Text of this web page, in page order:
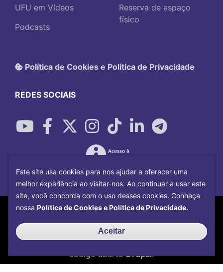
UFU em Vídeos
Podcasts
Reserva de espaço
físico
Política de Cookies e Política de Privacidade
REDES SOCIAIS
Copyright©2026Universidade Federal
Centro de Tecnologia da
Informação e Comunicaçãocom o CMS de
código abertoDrupal.
Este site usa cookies para nos ajudar a oferecer uma
melhor experiência ao visitar-nos. Ao continuar a usar este
site, você concorda com o uso desses cookies. Conheça
nossa Política de Cookies e Política de Privacidade.
Aceitar